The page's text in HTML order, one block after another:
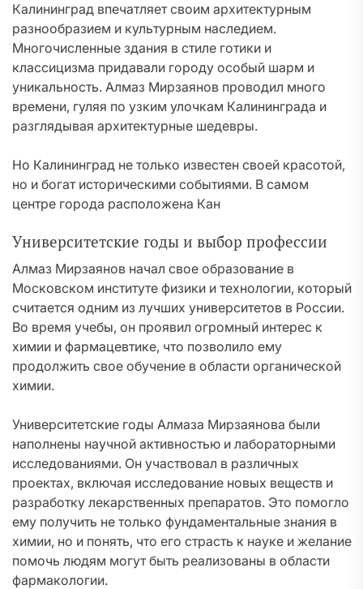
Калининград впечатляет своим архитектурным
разнообразием и культурным наследием.
Многочисленные здания в стиле готики и
классицизма придавали городу особый шарм и
уникальность. Алмаз Мирзаянов проводил много
времени, гуляя по узким улочкам Калининграда и
разглядывая архитектурные шедевры.
Но Калининград не только известен своей красотой,
но и богат историческими событиями. В самом
центре города расположена Кан
Университетские годы и выбор профессии
Алмаз Мирзаянов начал свое образование в
Московском институте физики и технологии, который
считается одним из лучших университетов в России.
Во время учебы, он проявил огромный интерес к
химии и фармацевтике, что позволило ему
продолжить свое обучение в области органической
химии.
Университетские годы Алмаза Мирзаянова были
наполнены научной активностью и лабораторными
исследованиями. Он участвовал в различных
проектах, включая исследование новых веществ и
разработку лекарственных препаратов. Это помогло
ему получить не только фундаментальные знания в
химии, но и понять, что его страсть к науке и желание
помочь людям могут быть реализованы в области
фармакологии.